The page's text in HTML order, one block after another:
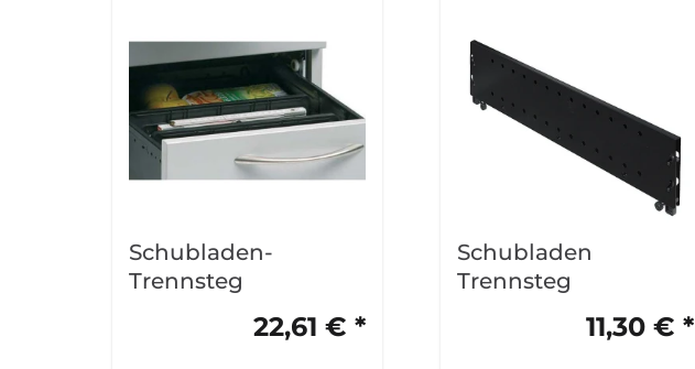
Schubladen-
Trennsteg
22,61 € *
Schubladen
Trennsteg
11,30 € *